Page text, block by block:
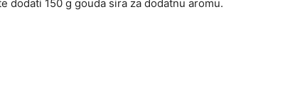
dodati 150 g gouda sira za dodatnu aromu.